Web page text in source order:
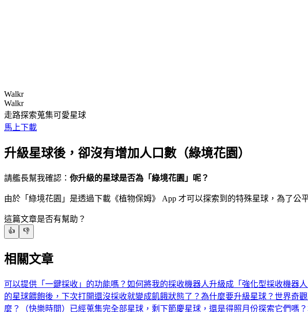
Walkr
Walkr
走路探索蒐集可愛星球
馬上下載
升級星球後，卻沒有增加人口數（綠境花園）
請艦長幫我確認： 你升級的星球是否為「綠境花園」呢？
由於「綠境花園」是透過下載《植物保姆》 App 才可以探索到的特殊星球，為了
這篇文章是否有幫助？
👍 👎
相關文章
可以提供「一鍵採收」的功能嗎？ 如何將我的採收機器人升級成「強化型採收機器人
的星球餵飽後，下次打開還沒採收就變成飢餓狀態了？ 為什麼要升級星球？ 世界奇
麼？（快樂時間） 已經蒐集完全部星球，剩下節慶星球，還是得照月份探索它們嗎？